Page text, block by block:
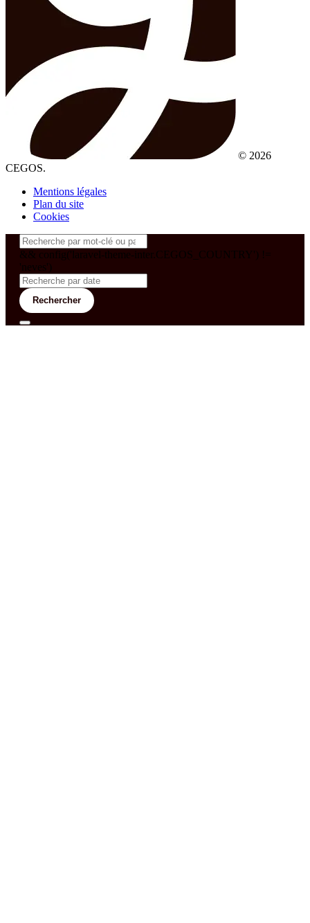
© 2026
CEGOS.
Mentions légales
Plan du site
Cookies
&& config('laravel-theme-inter.CEGOS_COUNTRY') !=
'neves')
Rechercher